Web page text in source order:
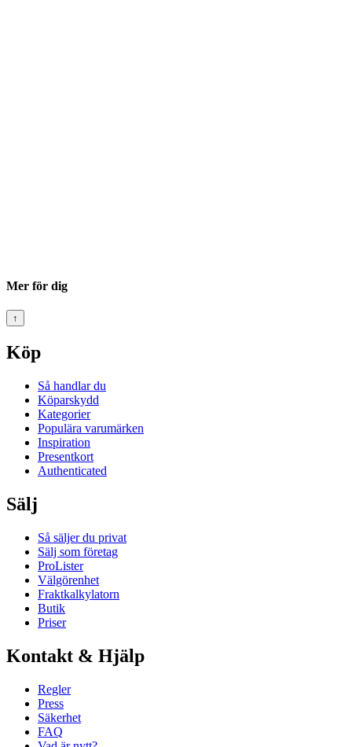
Mer för dig
↑
Köp
Så handlar du
Köparskydd
Kategorier
Populära varumärken
Inspiration
Presentkort
Authenticated
Sälj
Så säljer du privat
Sälj som företag
ProLister
Välgörenhet
Fraktkalkylatorn
Butik
Priser
Kontakt & Hjälp
Regler
Press
Säkerhet
FAQ